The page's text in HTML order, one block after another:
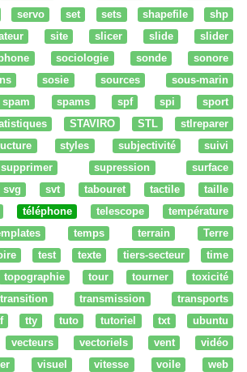
servo set sets shapefile
shp
site slicer slide
slider
sociologie sonde
sonore
sosie sources
sous-marin
spam spams spf spi
sport
STAVIRO STL
stlreparer
styles subjectivité
suivi
supprimer supression
surface
svg svt tabouret tactile
taille
téléphone telescope
température
temps terrain
Terre
test texte tiers-secteur
time
topographie tour tourner
toxicité
transition transmission
transports
tty tuto tutoriel txt
ubuntu
vecteurs vectoriels vent
vidéo
visuel vitesse voile
web